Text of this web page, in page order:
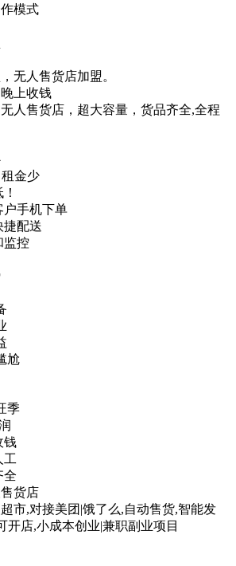
模式
无人售货店加盟。
上收钱
人售货店，超大容量，货品齐全,全程
金少
户手机下单
捷配送
监控
尬
季
钱
工
全
货店
市,对接美团|饿了么,自动售货,智能发
开店,小成本创业|兼职副业项目